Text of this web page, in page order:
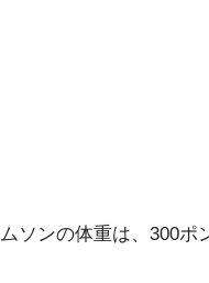
ソンの体重は、300